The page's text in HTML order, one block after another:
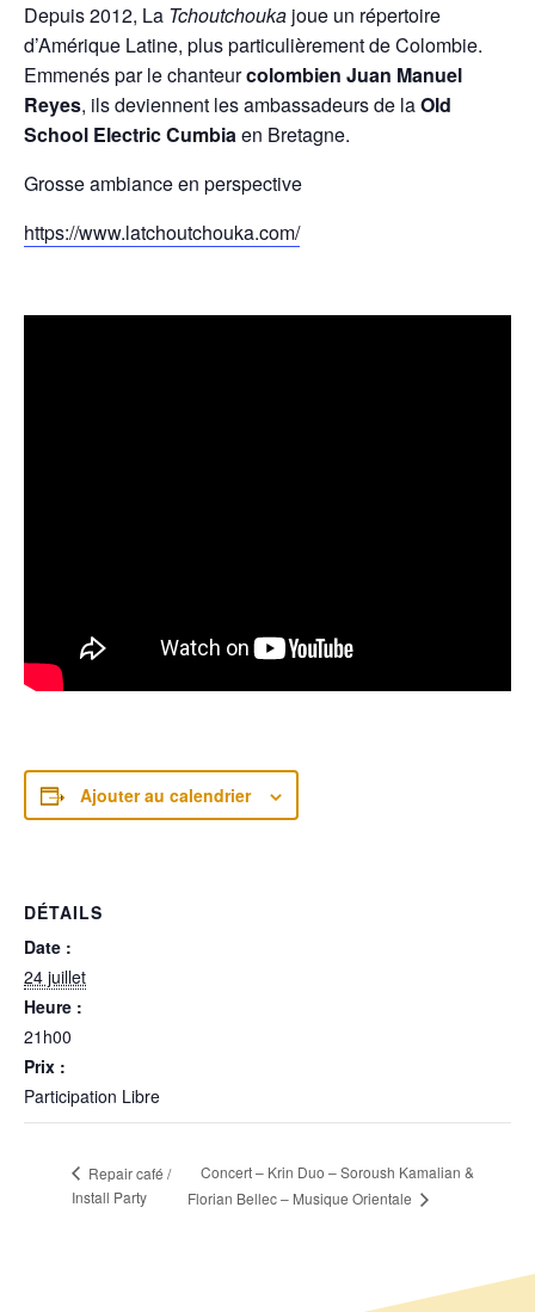
Depuis 2012, La Tchoutchouka joue un répertoire
d’Amérique Latine, plus particulièrement de Colombie.
Emmenés par le chanteurcolombien Juan Manuel
Reyes, ils deviennent les ambassadeurs de laOld
School Electric Cumbiaen Bretagne.
Grosse ambiance en perspective
https://www.latchoutchouka.com/
Ajouter au calendrier
DÉTAILS
Date :
24 juillet
Heure :
21h00
Prix :
Participation Libre
Repair café /
Install Party
Concert – Krin Duo – Soroush Kamalian &
Florian Bellec – Musique Orientale